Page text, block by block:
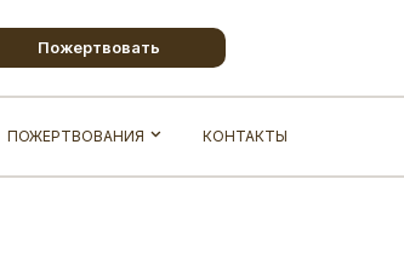
Пожертвовать
ПОЖЕРТВОВАНИЯ КОНТАКТЫ